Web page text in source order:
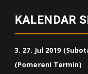
KALENDAR
3. 27. Jul 2019
(Pomereni Termin)